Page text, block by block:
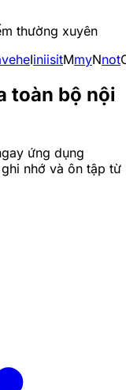
thường xuyên
heIiniisitMmyNnot
toàn bộ nội
ứng dụng
nhớ và ôn tập từ